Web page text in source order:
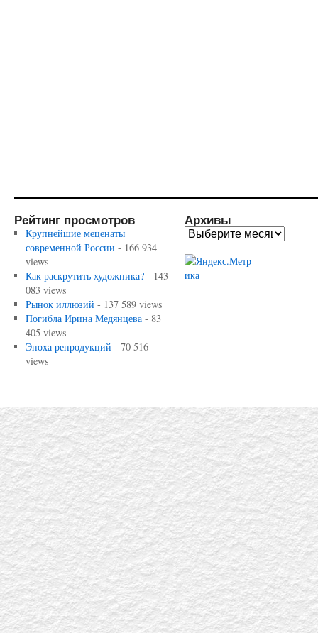
Рейтинг просмотров
Крупнейшие меценаты
современной России - 166 934
views
Как раскрутить художника?- 143
083 views
Рынок иллюзий - 137 589 views
Погибла Ирина Медянцева- 83
405 views
Эпоха репродукций - 70 516
views
Архивы